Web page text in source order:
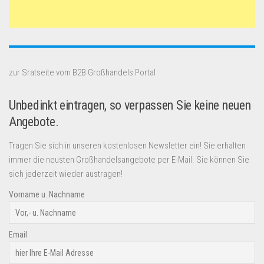
zur Sratseite vom B2B Großhandels Portal
Unbedinkt eintragen, so verpassen Sie keine neuen
Angebote.
Tragen Sie sich in unseren kostenlosen Newsletter ein! Sie erhalten
immer die neusten Großhandelsangebote per E-Mail. Sie können Sie
sich jederzeit wieder austragen!
Vorname u. Nachname
Email